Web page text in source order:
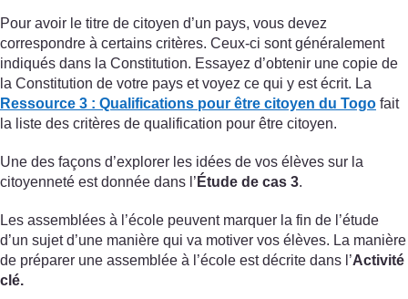
Pour avoir le titre de citoyen d’un pays, vous devez
correspondre à certains critères. Ceux-ci sont généralement
indiqués dans la Constitution. Essayez d’obtenir une copie de
la Constitution de votre pays et voyez ce qui y est écrit. La
Ressource 3 : Qualifications pour être citoyen du Togo fait
la liste des critères de qualification pour être citoyen.
Une des façons d’explorer les idées de vos élèves sur la
citoyenneté est donnée dans l’ Étude de cas 3.
Les assemblées à l’école peuvent marquer la fin de l’étude
d’un sujet d’une manière qui va motiver vos élèves. La manière
de préparer une assemblée à l’école est décrite dans l’Activité
clé.